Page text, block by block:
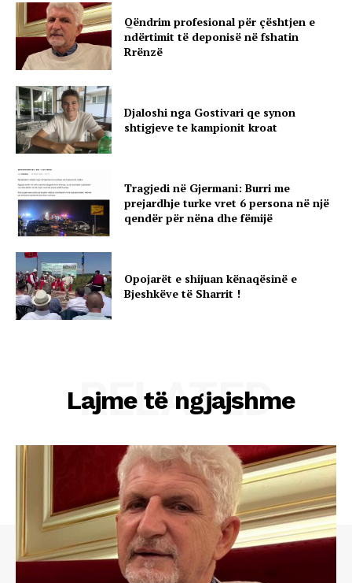
Qëndrim profesional për çështjen e
ndërtimit të deponisë në fshatin
Rrënzë
Djaloshi nga Gostivari qe synon
shtigjeve te kampionit kroat
Tragjedi në Gjermani: Burri me
prejardhje turke vret 6 persona në një
qendër për nëna dhe fëmijë
Opojarët e shijuan kënaqësinë e
Bjeshkëve të Sharrit !
Lajme të ngjajshme
RELATED